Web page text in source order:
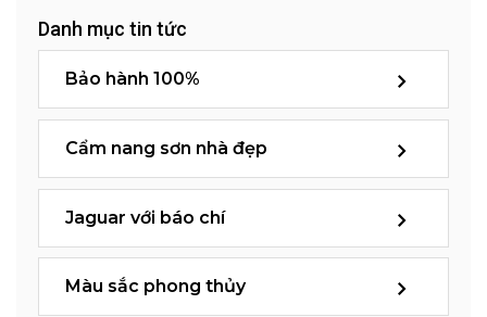
Danh mục tin tức
Bảo hành 100%
Cẩm nang sơn nhà đẹp
Jaguar với báo chí
Màu sắc phong thủy